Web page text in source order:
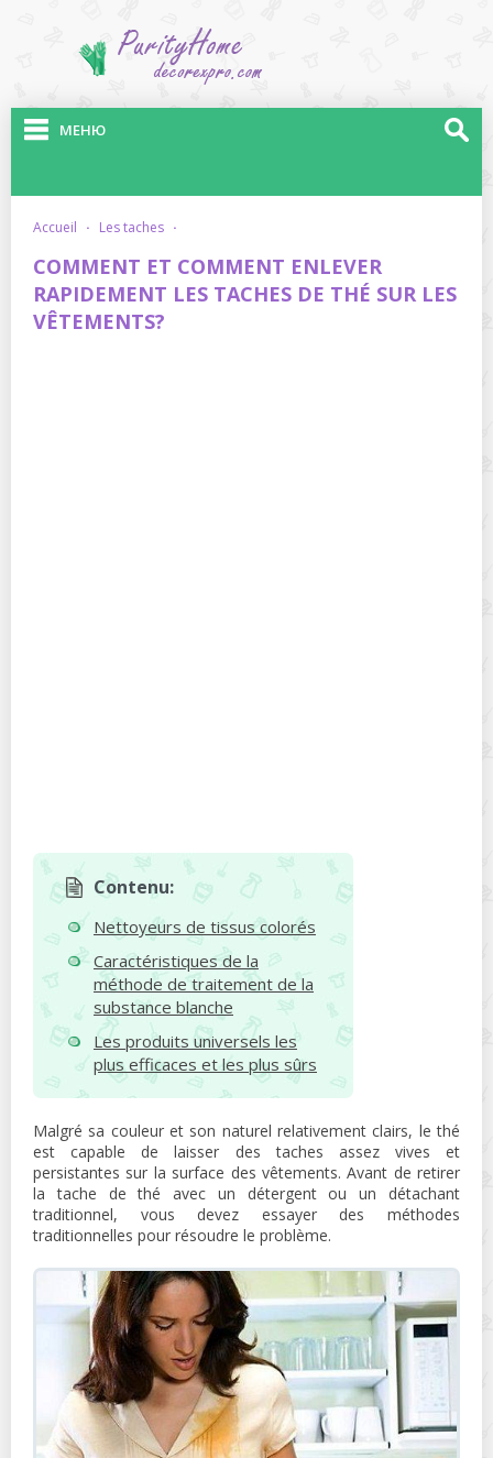
МЕНЮ
accueil · les taches ·
COMMENT ET COMMENT ENLEVER
RAPIDEMENT LES TACHES DE THÉ SUR LES
VÊTEMENTS?
Contenu:
Nettoyeurs de tissus colorés
Caractéristiques de la
méthode de traitement de la
substance blanche
Les produits universels les
plus efficaces et les plus sûrs
Malgré sa couleur et son naturel relativement clairs, le thé
est capable de laisser des taches assez vives et
persistantes sur la surface des vêtements. Avant de retirer
la tache de thé avec un détergent ou un détachant
traditionnel, vous devez essayer des méthodes
traditionnelles pour résoudre le problème.